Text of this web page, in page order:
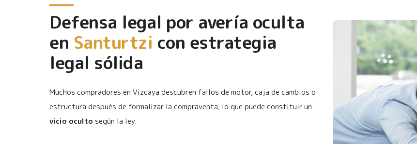
Defensa legal por avería oculta
en Santurtzi con estrategia
legal sólida
Muchos compradores en Vizcaya descubren fallos de motor, caja de cambios o
estructura después de formalizar la compraventa, lo que puede constituir un
vicio oculto según la ley.